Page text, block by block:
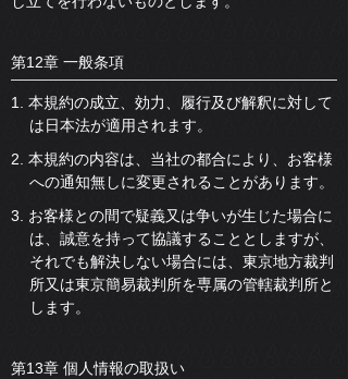
第12章 一般条項
1. 本規約の成立、効力、履行及び解釈に対して
は日本法が適用されます。
2. 本規約の内容は、当社の都合により、お客様
への通知無しに変更されることがあります。
3. お客様との間で疑義又は争いが生じた場合に
は、誠意を持って協議することとしますが、
それでも解決しない場合には、東京地方裁判
所又は東京簡易裁判所を専属の管轄裁判所と
します。
第13章 個人情報の取扱い